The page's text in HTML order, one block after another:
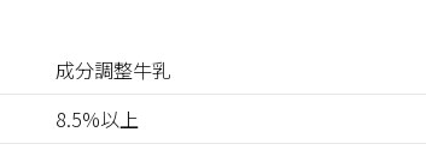
成分調整牛乳
8.5%以上